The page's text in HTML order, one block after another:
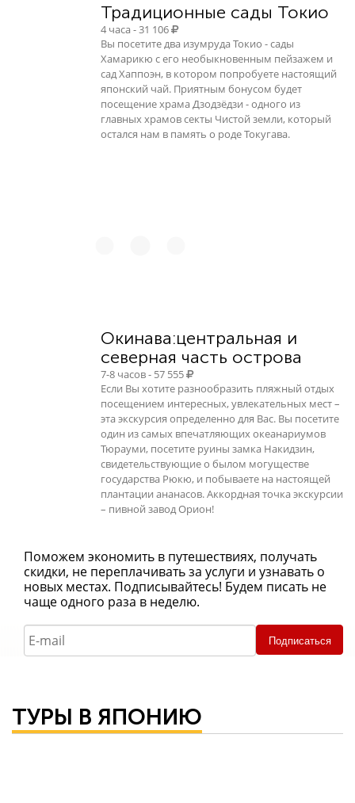
Традиционные сады Токио
4 часа - 31 106
Вы посетите два изумруда Токио - сады
Хамарикю с его необыкновенным пейзажем и
сад Хаппоэн, в котором попробуете настоящий
японский чай. Приятным бонусом будет
посещение храма Дзодзёдзи - одного из
главных храмов секты Чистой земли, который
остался нам в память о роде Токугава.
Окинава:центральная и
северная часть острова
7-8 часов - 57 555
Если Вы хотите разнообразить пляжный отдых
посещением интересных, увлекательных мест –
эта экскурсия определенно для Вас. Вы посетите
один из самых впечатляющих океанариумов
Тюрауми, посетите руины замка Накидзин,
свидетельствующие о былом могуществе
государства Рюкю, и побываете на настоящей
плантации ананасов. Аккордная точка экскурсии
– пивной завод Орион!
Поможем экономить в путешествиях, получать
скидки, не переплачивать за услуги и узнавать о
новых местах. Подписывайтесь! Будем писать не
чаще одного раза в неделю.
Подписаться
ТУРЫ В ЯПОНИЮ